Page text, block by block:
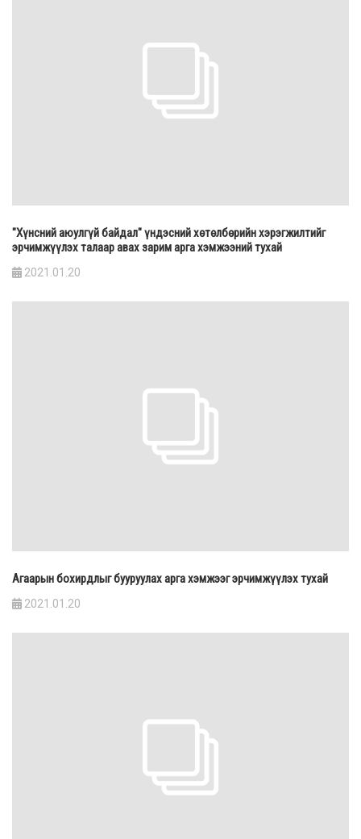
"Хүнсний аюулгүй байдал" үндэсний хөтөлбөрийн хэрэгжилтийг
эрчимжүүлэх талаар авах зарим арга хэмжээний тухай
2021.01.20
Агаарын бохирдлыг бууруулах арга хэмжээг эрчимжүүлэх тухай
2021.01.20